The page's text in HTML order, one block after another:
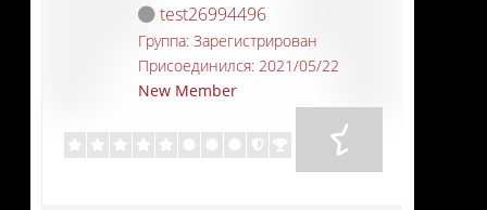
test26994496
Группа: Зарегистрирован
Присоединился: 2021/05/22
New Member